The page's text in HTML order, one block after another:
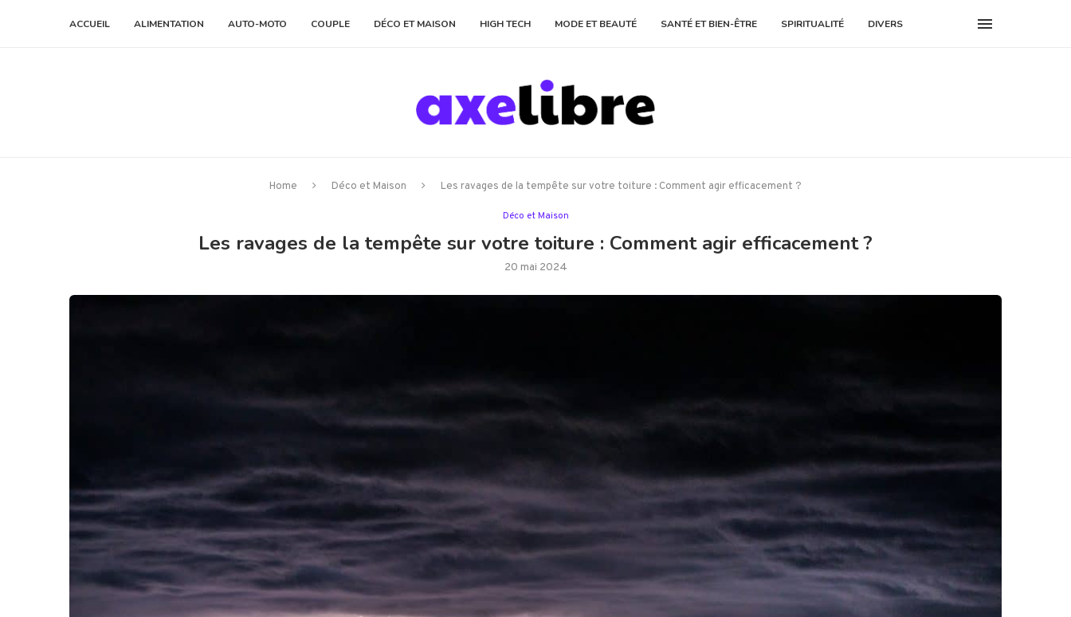
ACCUEIL ALIMENTATION AUTO-MOTO COUPLE DÉCO ET MAISON HIGH TECH MODE ET BEAUTÉ SANTÉ ET BIEN-ÊTRE SPIRITUALITÉ DIVERS
Home Déco et Maison Les ravages de la tempête sur votre toiture : Comment agir efficacement ?
Déco et Maison
Les ravages de la tempête sur votre toiture : Comment agir efficacement ?
20 mai 2024